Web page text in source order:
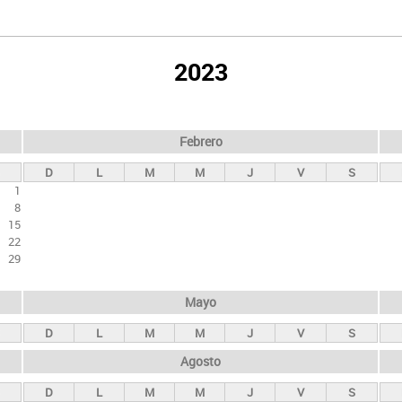
2023
1
8
15
22
29
Febrero
D L M M J V S
Mayo
D L M M J V S
Agosto
D L M M J V S